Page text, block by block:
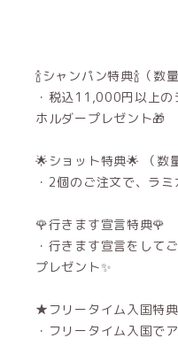
🍾シャンパン特典🍾（数
・税込11,000円以上の
ホルダープレゼント🎁
🌟ショット特典🌟 （数
・2個のご注文で、ラ
🌹行きます宣言特典🌹
・行きます宣言をして
プレゼント✨
★フリータイム入国特
・フリータイム入国で